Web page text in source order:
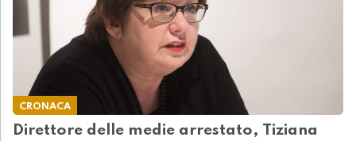
CRONACA
Direttore delle medie arrestato, Tiziana